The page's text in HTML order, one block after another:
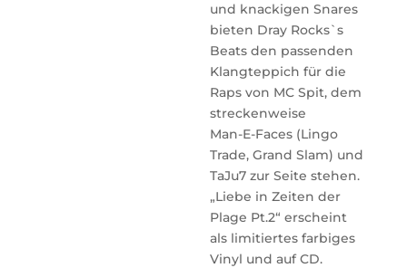
und knackigen Snares
bieten Dray Rocks`s
Beats den passenden
Klangteppich für die
Raps von MC Spit, dem
streckenweise
Man-E-Faces (Lingo
Trade, Grand Slam) und
TaJu7 zur Seite stehen.
„Liebe in Zeiten der
Plage Pt.2“ erscheint
als limitiertes farbiges
Vinyl und auf CD.